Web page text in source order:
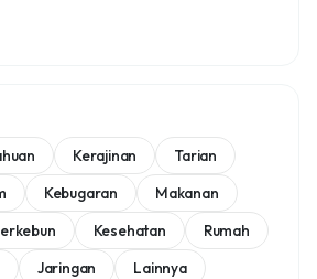
Kerajinan
Tarian
Kebugaran
Makanan
Kesehatan
Rumah
Jaringan
Lainnya